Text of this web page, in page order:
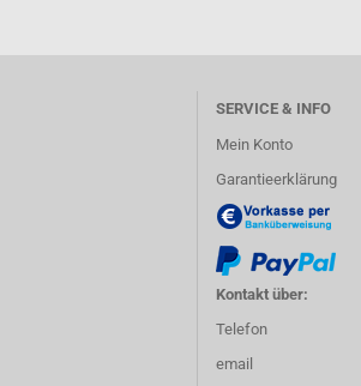
SERVICE & INFO
Mein Konto
Garantieerklärung
Kontakt über:
Telefon
email